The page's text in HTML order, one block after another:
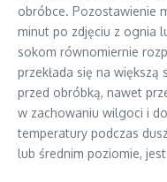
obróbce. Pozostawienie
minut po zdjęciu z ognia
sokom równomiernie
przekłada się na
przed obróbką, nawet
w zachowaniu wilgoci i
temperatury podczas
lub średnim poziomie,